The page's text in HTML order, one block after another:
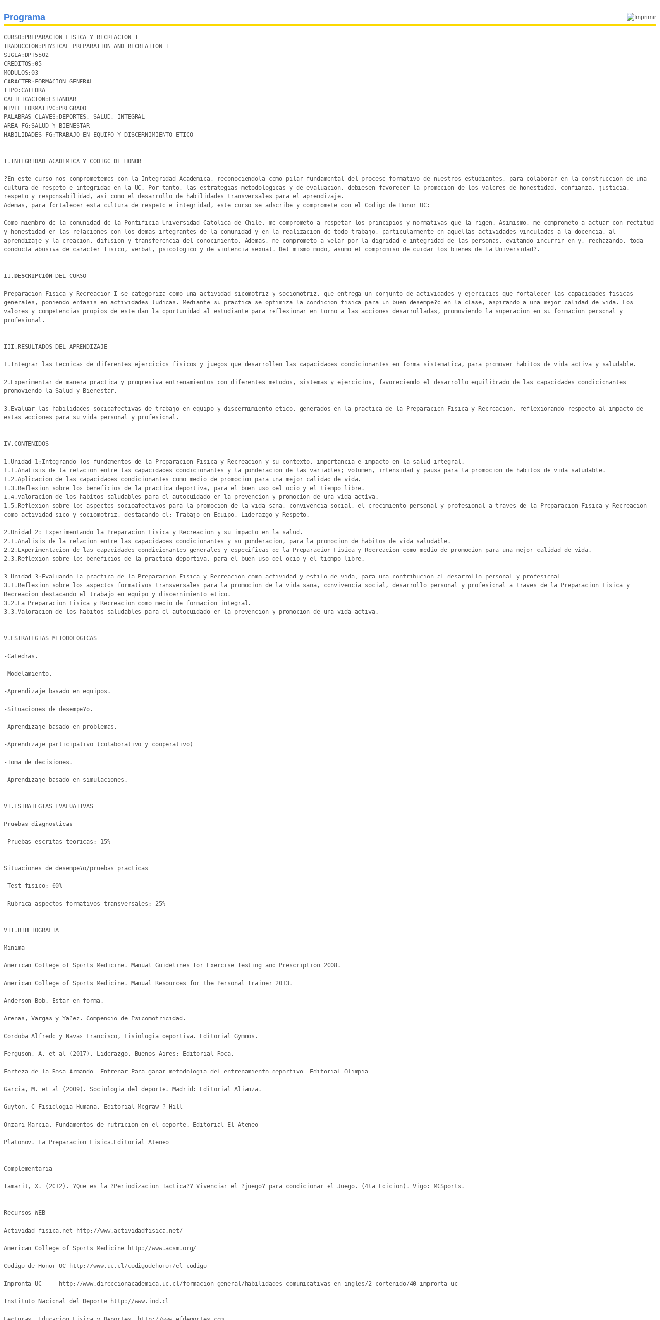
Programa
CURSO:PREPARACION FISICA Y RECREACION I
TRADUCCION:PHYSICAL PREPARATION AND RECREATION I
SIGLA:DPT5502
CREDITOS:05
MODULOS:03
CARACTER:FORMACION GENERAL
TIPO:CATEDRA
CALIFICACION:ESTANDAR
NIVEL FORMATIVO:PREGRADO
PALABRAS CLAVES:DEPORTES, SALUD, INTEGRAL
AREA FG:SALUD Y BIENESTAR
HABILIDADES FG:TRABAJO EN EQUIPO Y DISCERNIMIENTO ETICO
I.INTEGRIDAD ACADEMICA Y CODIGO DE HONOR
?En este curso nos comprometemos con la Integridad Academica, reconociendola como pilar fundamental del proceso formativo de nuestros estudiantes, para colaborar en la construccion de una
cultura de respeto e integridad en la UC. Por tanto, las estrategias metodologicas y de evaluacion, debiesen favorecer la promocion de los valores de honestidad, confianza, justicia,
respeto y responsabilidad, asi como el desarrollo de habilidades transversales para el aprendizaje.
Ademas, para fortalecer esta cultura de respeto e integridad, este curso se adscribe y compromete con el Codigo de Honor UC:
Como miembro de la comunidad de la Pontificia Universidad Catolica de Chile, me comprometo a respetar los principios y normativas que la rigen. Asimismo, me comprometo a actuar con rectitud
y honestidad en las relaciones con los demas integrantes de la comunidad y en la realizacion de todo trabajo, particularmente en aquellas actividades vinculadas a la docencia, al
aprendizaje y la creacion, difusion y transferencia del conocimiento. Ademas, me comprometo a velar por la dignidad e integridad de las personas, evitando incurrir en y, rechazando, toda
conducta abusiva de caracter fisico, verbal, psicologico y de violencia sexual. Del mismo modo, asumo el compromiso de cuidar los bienes de la Universidad?.
II. DESCRIPCIÓN DEL CURSO
Preparacion Fisica y Recreacion I se categoriza como una actividad sicomotriz y sociomotriz, que entrega un conjunto de actividades y ejercicios que fortalecen las capacidades fisicas
generales, poniendo enfasis en actividades ludicas. Mediante su practica se optimiza la condicion fisica para un buen desempe?o en la clase, aspirando a una mejor calidad de vida. Los
valores y competencias propios de este dan la oportunidad al estudiante para reflexionar en torno a las acciones desarrolladas, promoviendo la superacion en su formacion personal y
profesional.
III.RESULTADOS DEL APRENDIZAJE
1.Integrar las tecnicas de diferentes ejercicios fisicos y juegos que desarrollen las capacidades condicionantes en forma sistematica, para promover habitos de vida activa y saludable.
2.Experimentar de manera practica y progresiva entrenamientos con diferentes metodos, sistemas y ejercicios, favoreciendo el desarrollo equilibrado de las capacidades condicionantes
promoviendo la Salud y Bienestar.
3.Evaluar las habilidades socioafectivas de trabajo en equipo y discernimiento etico, generados en la practica de la Preparacion Fisica y Recreacion, reflexionando respecto al impacto de
estas acciones para su vida personal y profesional.
IV.CONTENIDOS
1.Unidad 1:Integrando los fundamentos de la Preparacion Fisica y Recreacion y su contexto, importancia e impacto en la salud integral.
1.1.Analisis de la relacion entre las capacidades condicionantes y la ponderacion de las variables; volumen, intensidad y pausa para la promocion de habitos de vida saludable.
1.2.Aplicacion de las capacidades condicionantes como medio de promocion para una mejor calidad de vida.
1.3.Reflexion sobre los beneficios de la practica deportiva, para el buen uso del ocio y el tiempo libre.
1.4.Valoracion de los habitos saludables para el autocuidado en la prevencion y promocion de una vida activa.
1.5.Reflexion sobre los aspectos socioafectivos para la promocion de la vida sana, convivencia social, el crecimiento personal y profesional a traves de la Preparacion Fisica y Recreacion
como actividad sico y sociomotriz, destacando el: Trabajo en Equipo, Liderazgo y Respeto.
2.Unidad 2: Experimentando la Preparacion Fisica y Recreacion y su impacto en la salud.
2.1.Analisis de la relacion entre las capacidades condicionantes y su ponderacion, para la promocion de habitos de vida saludable.
2.2.Experimentacion de las capacidades condicionantes generales y especificas de la Preparacion Fisica y Recreacion como medio de promocion para una mejor calidad de vida.
2.3.Reflexion sobre los beneficios de la practica deportiva, para el buen uso del ocio y el tiempo libre.
3.Unidad 3:Evaluando la practica de la Preparacion Fisica y Recreacion como actividad y estilo de vida, para una contribucion al desarrollo personal y profesional.
3.1.Reflexion sobre los aspectos formativos transversales para la promocion de la vida sana, convivencia social, desarrollo personal y profesional a traves de la Preparacion Fisica y
Recreacion destacando el trabajo en equipo y discernimiento etico.
3.2.La Preparacion Fisica y Recreacion como medio de formacion integral.
3.3.Valoracion de los habitos saludables para el autocuidado en la prevencion y promocion de una vida activa.
V.ESTRATEGIAS METODOLOGICAS
-Catedras.
-Modelamiento.
-Aprendizaje basado en equipos.
-Situaciones de desempe?o.
-Aprendizaje basado en problemas.
-Aprendizaje participativo (colaborativo y cooperativo)
-Toma de decisiones.
-Aprendizaje basado en simulaciones.
VI.ESTRATEGIAS EVALUATIVAS
Pruebas diagnosticas
-Pruebas escritas teoricas: 15%
Situaciones de desempe?o/pruebas practicas
-Test fisico: 60%
-Rubrica aspectos formativos transversales: 25%
VII.BIBLIOGRAFIA
Minima
American College of Sports Medicine. Manual Guidelines for Exercise Testing and Prescription 2008.
American College of Sports Medicine. Manual Resources for the Personal Trainer 2013.
Anderson Bob. Estar en forma.
Arenas, Vargas y Ya?ez. Compendio de Psicomotricidad.
Cordoba Alfredo y Navas Francisco, Fisiologia deportiva. Editorial Gymnos.
Ferguson, A. et al (2017). Liderazgo. Buenos Aires: Editorial Roca.
Forteza de la Rosa Armando. Entrenar Para ganar metodologia del entrenamiento deportivo. Editorial Olimpia
Garcia, M. et al (2009). Sociologia del deporte. Madrid: Editorial Alianza.
Guyton, C Fisiologia Humana. Editorial Mcgraw ? Hill
Onzari Marcia, Fundamentos de nutricion en el deporte. Editorial El Ateneo
Platonov. La Preparacion Fisica.Editorial Ateneo
Complementaria
Tamarit, X. (2012). ?Que es la ?Periodizacion Tactica?? Vivenciar el ?juego? para condicionar el Juego. (4ta Edicion). Vigo: MCSports.
Recursos WEB
Actividad fisica.net http://www.actividadfisica.net/
American College of Sports Medicine http://www.acsm.org/
Codigo de Honor UC http://www.uc.cl/codigodehonor/el-codigo
Impronta UC	http://www.direccionacademica.uc.cl/formacion-general/habilidades-comunicativas-en-ingles/2-contenido/40-impronta-uc
Instituto Nacional del Deporte http://www.ind.cl